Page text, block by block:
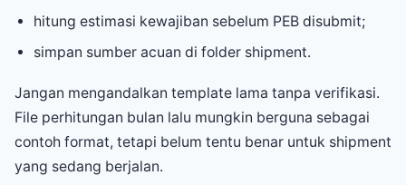
hitung estimasi kewajiban sebelum PEB disubmit;
simpan sumber acuan di folder shipment.
Jangan mengandalkan template lama tanpa verifikasi.
File perhitungan bulan lalu mungkin berguna sebagai
contoh format, tetapi belum tentu benar untuk shipment
yang sedang berjalan.